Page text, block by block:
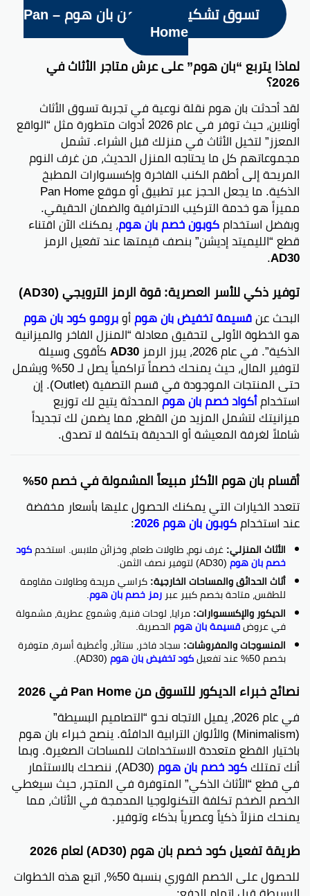
تسوق تشكيلة 2026 من بان هوم – Pan
Home
لماذا يتربع “بان هوم” على عرش متاجر الأثاث في
2026؟
لقد أحدثت بان هوم نقلة نوعية في تجربة تسوق الأثاث
أونلاين، حيث توفر في عام 2026 أدوات متطورة مثل “الواقع
المعزز” لتخيل الأثاث في منزلك قبل الشراء. تشمل
مجموعاتهم كل ما يحتاجه المنزل الحديث، من غرف النوم
المريحة إلى أطقم الكنب الفاخرة وإكسسوارات المطبخ
الذكية. ما يجعل الحجز عبر تطبيق أو موقع Pan Home
مميزاً هو خدمة التركيب الاحترافية والضمان الحقيقي.
وبفضل استخدامكوبون خصم بان هوم، يمكنك الآن اقتناء
قطع “الليميتد إديشن” بنصف قيمتها عند تفعيل الرمز
AD30
.
توفير ذكي للأسر العصرية: قوة الرمز الترويجي (AD30)
البحث عنقسيمة تخفيض بان هومأوبرومو كود بان هوم
هو الخطوة الأولى لتحقيق معادلة “المنزل الفاخر والميزانية
الذكية”. في عام 2026، يبرز الرمز AD30كأقوى وسيلة
لتوفير المال، حيث يمنحك خصماً تراكمياً يصل لـ 50% ويشمل
حتى المنتجات الموجودة في قسم التصفية (Outlet). إن
استخدامأكواد خصم بان هومالمحدثة يتيح لك توزيع
ميزانيتك لتشمل المزيد من القطع، مما يضمن لك تجديداً
شاملاً لغرفة المعيشة أو الحديقة بتكلفة لا تصدق.
أقسام بان هوم الأكثر مبيعاً المشمولة في خصم 50%
تتعدد الخيارات التي يمكنك الحصول عليها بأسعار مخفضة
عند استخدامكوبون بان هوم 2026 :
الأثاث المنزلي:غرف نوم، طاولات طعام، وخزائن ملابس. استخدمكود
خصم بان هوم(AD30) لتوفير نصف الثمن.
أثاث الحدائق والمساحات الخارجية:كراسي مريحة وطاولات مقاومة
للطقس، متاحة بخصم كبير عبررمز خصم بان هوم.
الديكور والإكسسوارات:مرايا، لوحات فنية، وشموع عطرية، مشمولة
في عروضقسيمة بان هومالحصرية.
المنسوجات والمفروشات: سجاد فاخر، ستائر، وأغطية أسرة، متوفرة
بخصم 50% عند تفعيل كود تخفيض بان هوم(AD30).
نصائح خبراء الديكور للتسوق من Pan Home في 2026
في عام 2026، يميل الاتجاه نحو “التصاميم البسيطة”
(Minimalism) والألوان الترابية الدافئة. ينصح خبراء بان هوم
باختيار القطع متعددة الاستخدامات للمساحات الصغيرة. وبما
أنك تمتلككود خصم بان هوم (AD30)، ننصحك بالاستثمار
في قطع “الأثاث الذكي” المتوفرة في المتجر، حيث سيغطي
الخصم الضخم تكلفة التكنولوجيا المدمجة في الأثاث، مما
يمنحك منزلاً ذكياً وعصرياً بذكاء وتوفير.
طريقة تفعيل كود خصم بان هوم (AD30) لعام 2026
للحصول على الخصم الفوري بنسبة 50%، اتبع هذه الخطوات